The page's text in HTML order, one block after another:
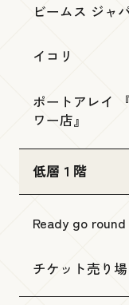
ビームス ジャ
イコリ
ポートアレイ
ワー店』
低層１階
Ready go
チケット売り